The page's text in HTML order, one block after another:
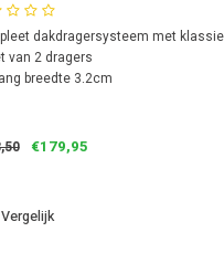
dakdragersysteem met
van 2 dragers
breedte 3.2cm
€179,95
Vergelijk